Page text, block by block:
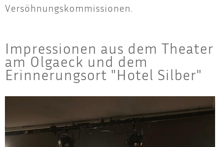
Versöhnungskommissionen.
Impressionen aus dem Theater
am Olgaeck und dem
Erinnerungsort "Hotel Silber"